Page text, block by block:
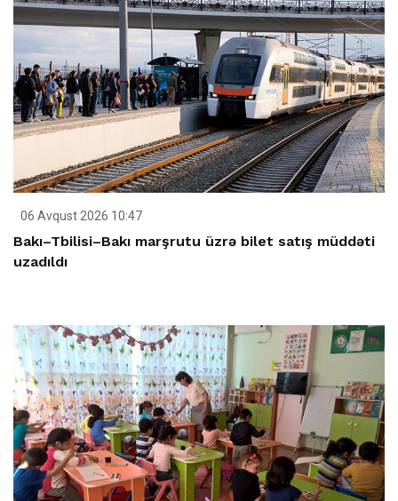
06 Avqust 2026 10:47
Bakı–Tbilisi–Bakı marşrutu üzrə bilet satış müddəti
uzadıldı